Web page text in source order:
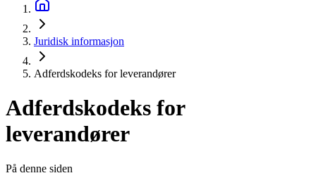
Juridisk informasjon
Adferdskodeks for leverandører
Adferdskodeks for
leverandører
På denne siden